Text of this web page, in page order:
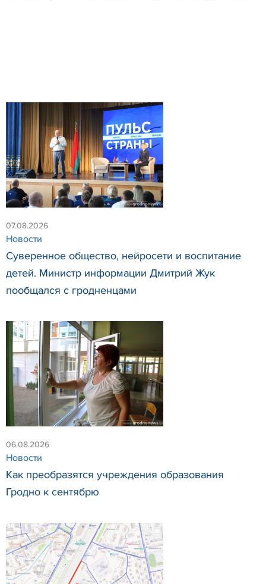
07.08.2026
Новости
Суверенное общество, нейросети и воспитание
детей. Министр информации Дмитрий Жук
пообщался с гродненцами
06.08.2026
Новости
Как преобразятся учреждения образования
Гродно к сентябрю